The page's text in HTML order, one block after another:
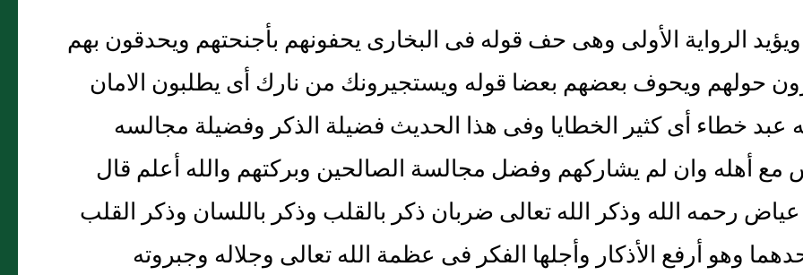
الرواية الأولى وهى حف قوله فى البخارى يحفونهم بأجنحتهم ويحدقون بهم
حولهم ويحوف بعضهم بعضا قوله ويستجيرونك من نارك أى يطلبون الامان
عبد خطاء أى كثير الخطايا وفى هذا الحديث فضيلة الذكر وفضيلة مجالسه
مع أهله وان لم يشاركهم وفضل مجالسة الصالحين وبركتهم والله أعلم قال
رحمه الله وذكر الله تعالى ضربان ذكر بالقلب وذكر باللسان وذكر القلب
وهو أرفع الأذكار وأجلها الفكر فى عظمة الله تعالى وجلاله وجبروته